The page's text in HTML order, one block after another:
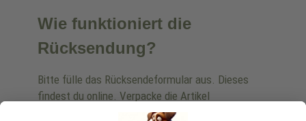
Wie funktioniert die
Rücksendung?
Bitte fülle das Rücksendeformular aus. Dieses
findest du online. Verpacke die Artikel
anschließend sicher und klebe das